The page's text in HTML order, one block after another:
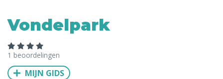
Europa
Noord-Amerika
Azië
Vondelpark
1 beoordelingen
MIJN GIDS